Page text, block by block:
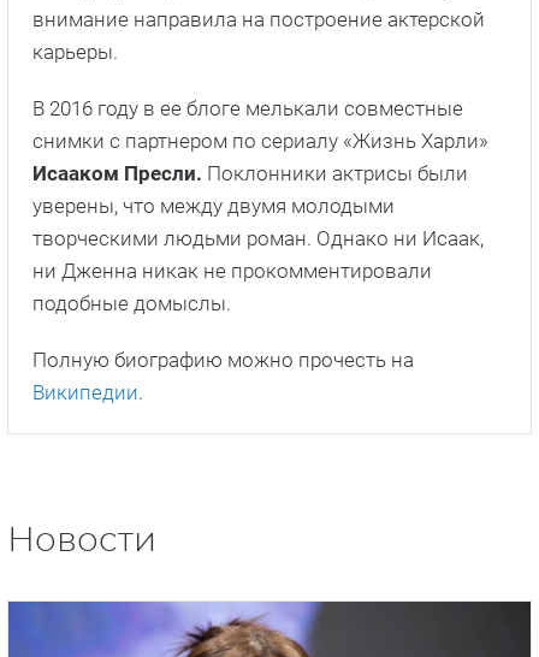
внимание направила на построение актерской
карьеры.
В 2016 году в ее блоге мелькали совместные
снимки с партнером по сериалу «Жизнь Харли»
Исааком Пресли. Поклонники актрисы были
уверены, что между двумя молодыми
творческими людьми роман. Однако ни Исаак,
ни Дженна никак не прокомментировали
подобные домыслы.
Полную биографию можно прочесть на
Википедии.
Новости